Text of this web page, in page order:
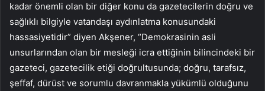
kadar önemli olan bir diğer konu da gazetecilerin doğru ve
sağlıklı bilgiyle vatandaşı aydınlatma konusundaki
hassasiyetidir” diyen Akşener, “Demokrasinin asli
unsurlarından olan bir mesleği icra ettiğinin bilincindeki bir
gazeteci, gazetecilik etiği doğrultusunda; doğru, tarafsız,
şeffaf, dürüst ve sorumlu davranmakla yükümlü olduğunu